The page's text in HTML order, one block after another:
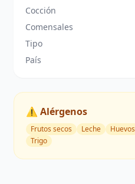
Cocción
Comensales
Tipo
País
⚠️ Alérgenos
Frutos secos Leche
Huevos
Trigo